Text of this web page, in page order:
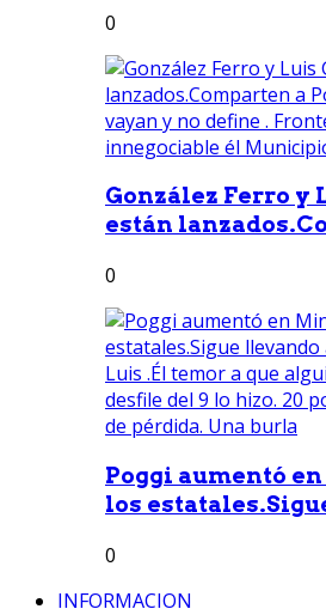
0
González Ferro y
están
0
Poggi aumentó
los
0
INFORMACION